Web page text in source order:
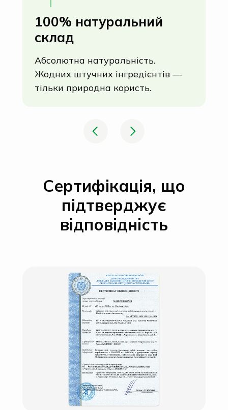
100% натуральний
склад
Абсолютна натуральність.
Жодних штучних інгредієнтів —
тільки природна користь.
Сертифікація, що
підтверджує
відповідність